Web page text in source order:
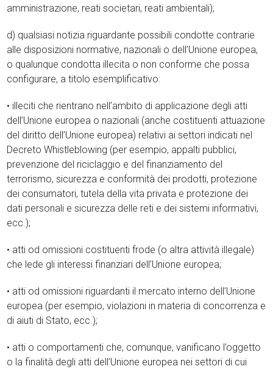
amministrazione, reati societari, reati ambientali);
d) qualsiasi notizia riguardante possibili condotte contrarie
alle disposizioni normative, nazionali o dell’Unione europea,
o qualunque condotta illecita o non conforme che possa
configurare, a titolo esemplificativo:
• illeciti che rientrano nell’ambito di applicazione degli atti
dell’Unione europea o nazionali (anche costituenti attuazione
del diritto dell’Unione europea) relativi ai settori indicati nel
Decreto Whistleblowing (per esempio, appalti pubblici,
prevenzione del riciclaggio e del finanziamento del
terrorismo, sicurezza e conformità dei prodotti, protezione
dei consumatori, tutela della vita privata e protezione dei
dati personali e sicurezza delle reti e dei sistemi informativi,
ecc.);
• atti od omissioni costituenti frode (o altra attività illegale)
che lede gli interessi finanziari dell’Unione europea;
• atti od omissioni riguardanti il mercato interno dell’Unione
europea (per esempio, violazioni in materia di concorrenza e
di aiuti di Stato, ecc.);
• atti o comportamenti che, comunque, vanificano l’oggetto
o la finalità degli atti dell’Unione europea nei settori di cui